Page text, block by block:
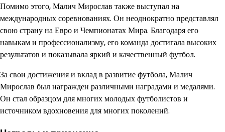
Помимо этого, Малич Мирослав также выступал на
международных соревнованиях. Он неоднократно представлял
свою страну на Евро и Чемпионатах Мира. Благодаря его
навыкам и профессионализму, его команда достигала высоких
результатов и показывала яркий и качественный футбол.
За свои достижения и вклад в развитие футбола, Малич
Мирослав был награжден различными наградами и медалями.
Он стал образцом для многих молодых футболистов и
источником вдохновения для многих поколений.